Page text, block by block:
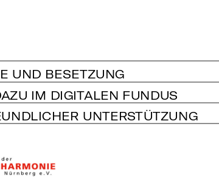
UND BESETZUNG
IM DIGITALEN FUNDUS
UNTERSTÜTZUNG